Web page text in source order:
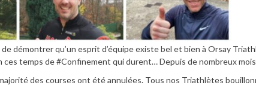
de démontrer qu’un esprit d’équipe existe bel et bien à Orsay
ces temps de #Confinement qui durent… Depuis de nombreux
des courses ont été annulées. Tous nos Triathlètes